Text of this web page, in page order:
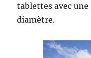
tablettes avec une
diamètre.